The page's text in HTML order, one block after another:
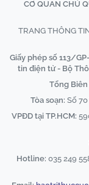
CƠ QUAN CHỦ
TRANG THÔNG
Giấy phép số 113/
tin điện tử - Bộ
Tổng Biên
Tòa soạn: Số
VPĐD tại TP.HCM:
Hotline: 035 249